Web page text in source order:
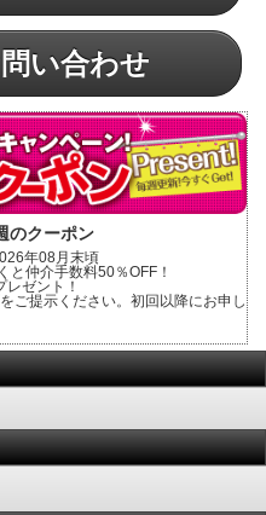
い合わせ
のクーポン
年08月末頃
と仲介手数料50％OFF！
ゼント！
ご提示ください。初回以降にお申し